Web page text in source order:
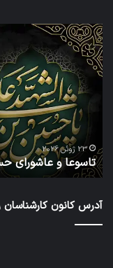
تاسوعا
و
عاشورای
حسینی
23 ژوئن 2026
تاسوعا و عاشورای
آدرس کانون